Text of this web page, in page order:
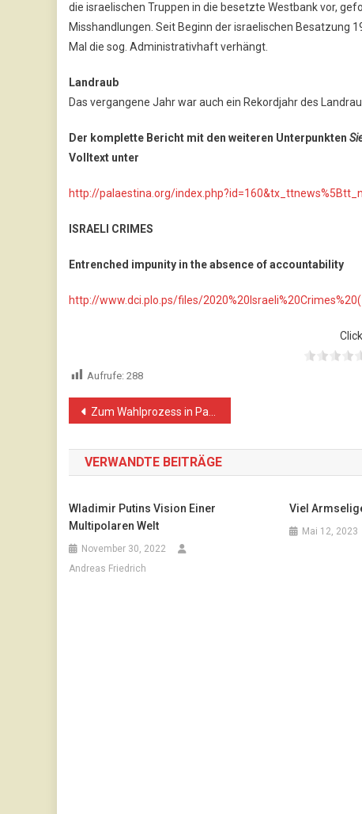
die israelischen Truppen in die besetzte Westbank vor,
Misshandlungen. Seit Beginn der israelischen Besatzung
Mal die sog. Administrativhaft verhängt.
Landraub
Das vergangene Jahr war auch ein Rekordjahr des
Der komplette Bericht mit den weiteren Unterpunkten
Volltext unter
http://palaestina.org/
ISRAELI CRIMES
Entrenched impunity in the absence of accountability
http://www.dci.plo.ps/files/
Aufrufe: 288
Beitragsnavigation
Zum Wahlprozess in Palästina: Einladung an die EU und internationale Beobachter
VERWANDTE BEITRÄGE
Wladimir Putins Vision Einer
Multipolaren Welt
November 30, 2022
Andreas Friedrich
Viel
Mai 12, 2023